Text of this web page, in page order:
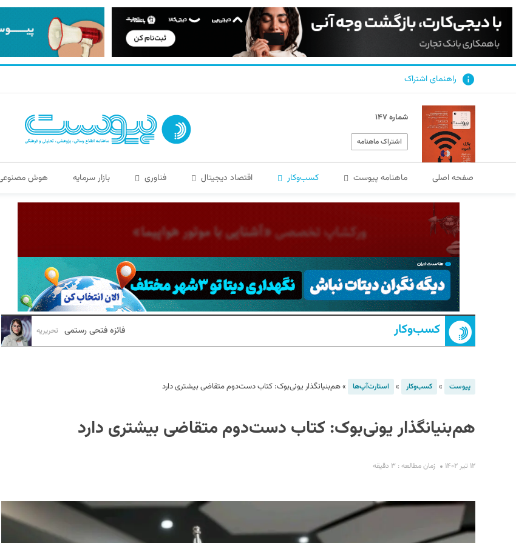
راهنمای اشتراک
شماره ۱۴۷
اشتراک ماهنامه
صفحه اصلی ماهنامه پیوست کسب‌و‌کار اقتصاد دیجیتال فناوری بازار سرمایه هوش
کسب‌و‌کار فائزه فتحی رستمی تحریریه
پیوست » کسب‌و‌کار » استارت‌آپ‌ها »هم‌بنیانگذار یونی‌بوک: کتاب دست‌دوم متقاضی بیشتری دارد
هم‌بنیانگذار یونی‌بوک: کتاب دست‌دوم متقاضی بیشتری دارد
۱۲ تیر ۱۴۰۲ زمان مطالعه : ۳ دقیقه